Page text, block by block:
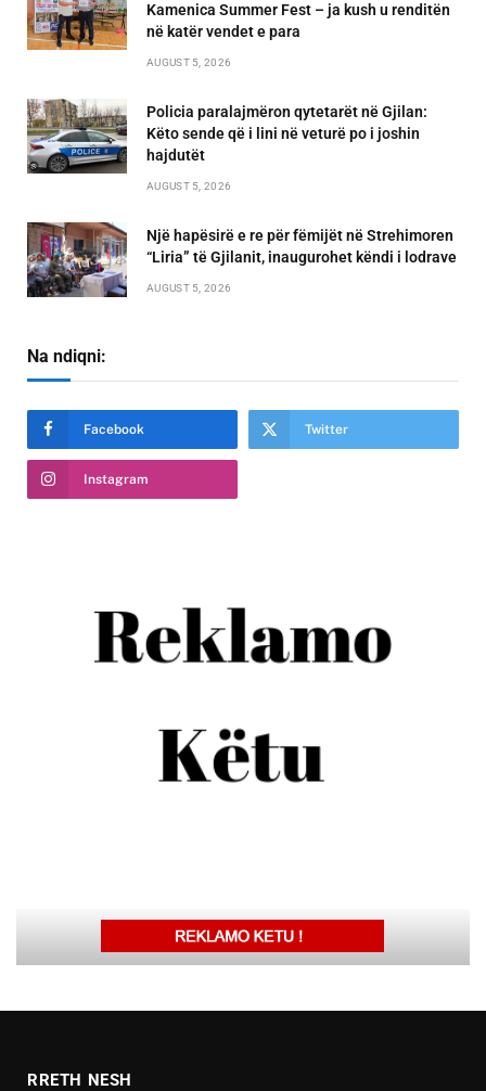
Kamenica Summer Fest – ja kush u renditën
në katër vendet e para
AUGUST 5, 2026
Policia paralajmëron qytetarët në Gjilan:
Këto sende që i lini në veturë po i joshin
hajdutët
AUGUST 5, 2026
Një hapësirë e re për fëmijët në Strehimoren
“Liria” të Gjilanit, inaugurohet këndi i lodrave
AUGUST 5, 2026
Na ndiqni:
Facebook Twitter
Instagram
RRETH NESH